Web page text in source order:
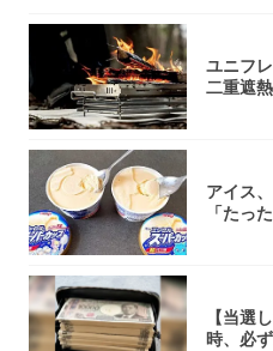
ユニフ
二重遮
アイス
「たっ
【当選
時、必